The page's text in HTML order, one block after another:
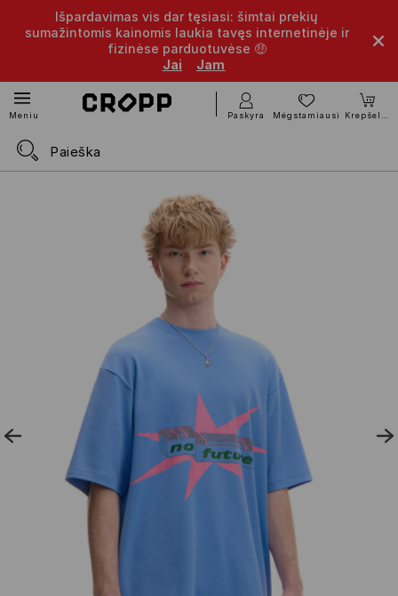
Išpardavimas vis dar tęsiasi: šimtai prekių
sumažintomis kainomis laukia tavęs internetinėje ir
fizinėse parduotuvėse 🤑
Jai
Jam
Meniu Paskyra Mėgstamiausi Krepšelis